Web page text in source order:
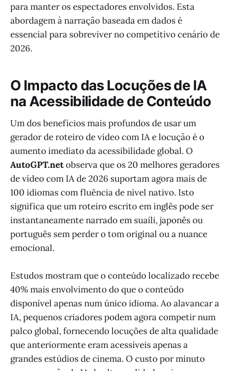
para manter os espectadores envolvidos. Esta
abordagem à narração baseada em dados é
essencial para sobreviver no competitivo cenário de
2026.
O Impacto das Locuções de IA
na Acessibilidade de Conteúdo
Um dos benefícios mais profundos de usar um
gerador de roteiro de vídeo com IA e locução é o
aumento imediato da acessibilidade global. O
AutoGPT.netobserva que os 20 melhores geradores
de vídeo com IA de 2026 suportam agora mais de
100 idiomas com fluência de nível nativo. Isto
significa que um roteiro escrito em inglês pode ser
instantaneamente narrado em suaíli, japonês ou
português sem perder o tom original ou a nuance
emocional.
Estudos mostram que o conteúdo localizado recebe
40% mais envolvimento do que o conteúdo
disponível apenas num único idioma. Ao alavancar a
IA, pequenos criadores podem agora competir num
palco global, fornecendo locuções de alta qualidade
que anteriormente eram acessíveis apenas a
grandes estúdios de cinema. O custo por minuto